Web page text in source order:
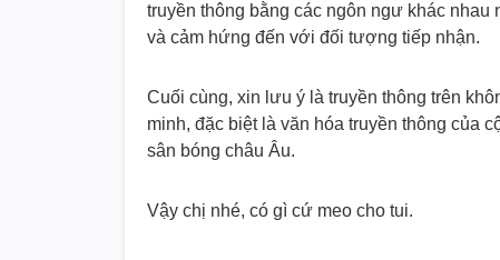
truyền thông bằng các ngôn ngư khác
và cảm hứng đến với đối tượng tiếp nhận.
Cuối cùng, xin lưu ý là truyền thông trên
minh, đặc biệt là văn hóa truyền thông của
sân bóng châu Âu.
Vậy chị nhé, có gì cứ meo cho tui.